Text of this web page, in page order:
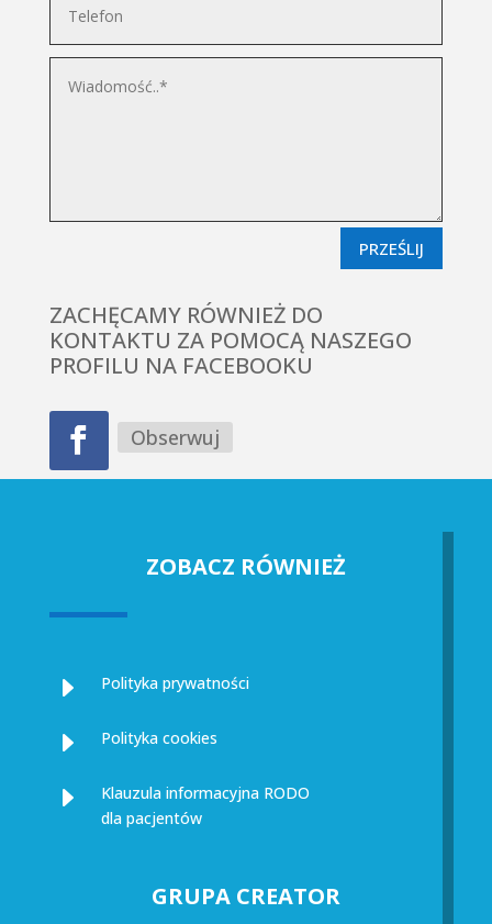
PRZEŚLIJ
ZACHĘCAMY RÓWNIEŻ DO
KONTAKTU ZA POMOCĄ NASZEGO
PROFILU NA FACEBOOKU
Obserwuj
ZOBACZ RÓWNIEŻ
E Polityka prywatności
E Polityka cookies
E
Klauzula informacyjna RODO
dla pacjentów
GRUPA CREATOR